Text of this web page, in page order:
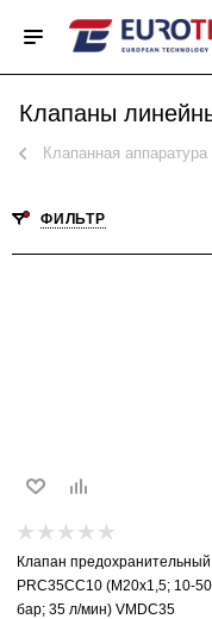
Клапаны
Клапанная аппаратура
ФИЛЬТР
Клапан предохранительный
PRC35CC10 (M20x1,5; 10-
бар; 35 л/мин) VMDC35